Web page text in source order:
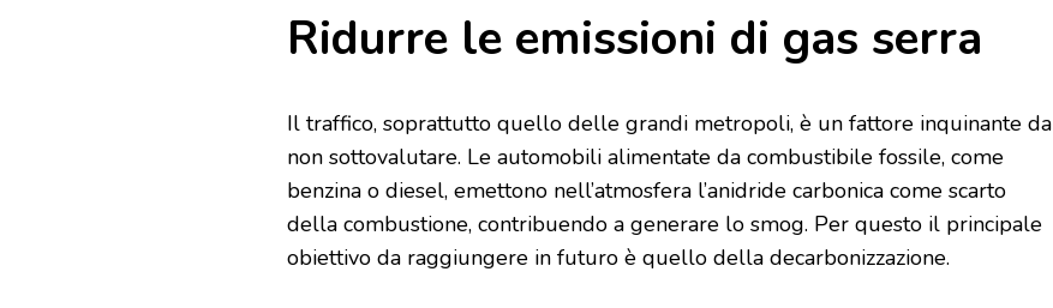
Ridurre le emissioni di gas serra
Il traffico, soprattutto quello delle grandi metropoli, è un fattore inquinante da
non sottovalutare. Le automobili alimentate da combustibile fossile, come
benzina o diesel, emettono nell’atmosfera l’anidride carbonica come scarto
della combustione, contribuendo a generare lo smog. Per questo il principale
obiettivo da raggiungere in futuro è quello della decarbonizzazione.